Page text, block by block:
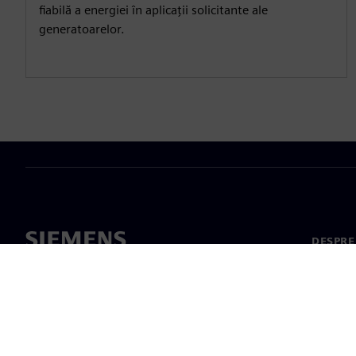
fiabilă a energiei în aplicații solicitante ale
generatoarelor.